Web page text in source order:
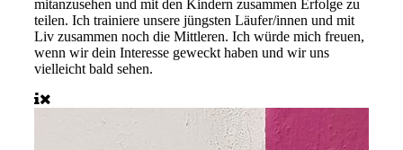
mitanzusehen und mit den Kindern zusammen Erfolge zu
teilen. Ich trainiere unsere jüngsten Läufer/innen und mit
Liv zusammen noch die Mittleren. Ich würde mich freuen,
wenn wir dein Interesse geweckt haben und wir uns
vielleicht bald sehen.